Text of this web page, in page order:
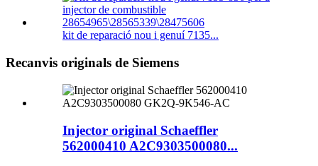
kit de reparació nou i genuí 7135...
Recanvis originals de Siemens
Injector original Schaeffler
562000410 A2C9303500080...